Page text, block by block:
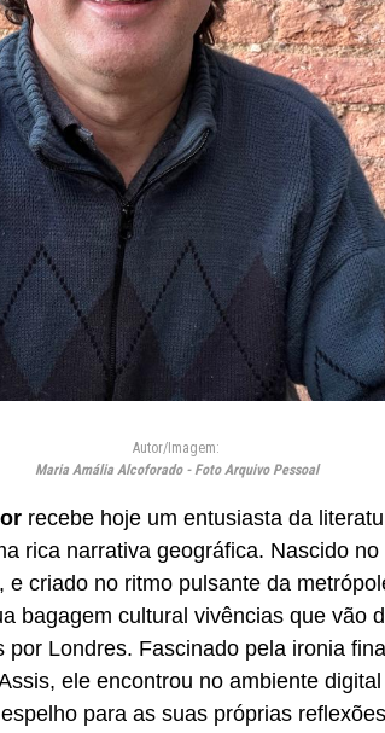
Autor/Imagem:
Maria Amália Alcoforado - Foto Arquivo Pessoal
recebe hoje um entusiasta da
rica narrativa geográfica. Nascido
criado no ritmo pulsante da
bagagem cultural vivências que vão
por Londres. Fascinado pela ironia
ele encontrou no ambiente
para as suas próprias